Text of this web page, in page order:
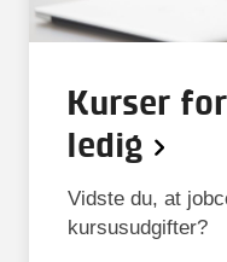
Kurser
ledig
Vidste du, at
kursusudgifter?